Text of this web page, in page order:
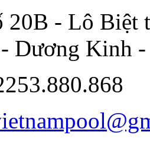
20B - Lô Biệt
Dương Kinh -